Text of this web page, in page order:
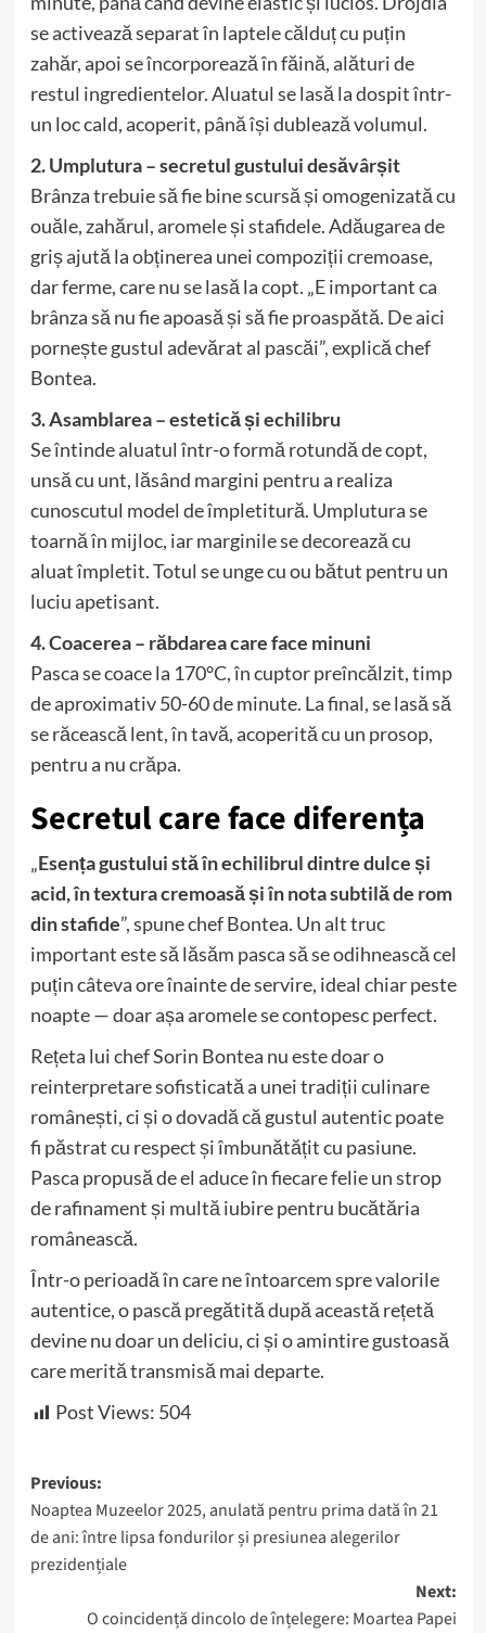
se activează separat în laptele călduț cu puțin
zahăr, apoi se încorporează în făină, alături de
restul ingredientelor. Aluatul se lasă la dospit într-
un loc cald, acoperit, până își dublează volumul.
2. Umplutura – secretul gustului desăvârșit
Brânza trebuie să fie bine scursă și omogenizată cu
ouăle, zahărul, aromele și stafidele. Adăugarea de
griș ajută la obținerea unei compoziții cremoase,
dar ferme, care nu se lasă la copt. „E important ca
brânza să nu fie apoasă și să fie proaspătă. De aici
pornește gustul adevărat al pascăi”, explică chef
Bontea.
3. Asamblarea – estetică și echilibru
Se întinde aluatul într-o formă rotundă de copt,
unsă cu unt, lăsând margini pentru a realiza
cunoscutul model de împletitură. Umplutura se
toarnă în mijloc, iar marginile se decorează cu
aluat împletit. Totul se unge cu ou bătut pentru un
luciu apetisant.
4. Coacerea – răbdarea care face minuni
Pasca se coace la 170°C, în cuptor preîncălzit, timp
de aproximativ 50-60 de minute. La final, se lasă să
se răcească lent, în tavă, acoperită cu un prosop,
pentru a nu crăpa.
Secretul care face diferența
„Esența gustului stă în echilibrul dintre dulce și
acid, în textura cremoasă și în nota subtilă de rom
din stafide”, spune chef Bontea. Un alt truc
important este să lăsăm pasca să se odihnească cel
puțin câteva ore înainte de servire, ideal chiar peste
noapte — doar așa aromele se contopesc perfect.
Rețeta lui chef Sorin Bontea nu este doar o
reinterpretare sofisticată a unei tradiții culinare
românești, ci și o dovadă că gustul autentic poate
fi păstrat cu respect și îmbunătățit cu pasiune.
Pasca propusă de el aduce în fiecare felie un strop
de rafinament și multă iubire pentru bucătăria
românească.
Într-o perioadă în care ne întoarcem spre valorile
autentice, o pască pregătită după această rețetă
devine nu doar un deliciu, ci și o amintire gustoasă
care merită transmisă mai departe.
Post Views: 504
Post
navigation
Previous:
Noaptea Muzeelor 2025, anulată pentru prima dată în 21
de ani: între lipsa fondurilor și presiunea alegerilor
prezidențiale
Next:
O coincidență dincolo de înțelegere: Moartea Papei